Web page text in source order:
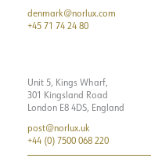
denmark@norlux.com
+45 71 74 24 80
Unit 5, Kings Wharf,
301 Kingsland Road
London E8 4DS, England
post@norlux.uk
+44 (0) 7500 068 220